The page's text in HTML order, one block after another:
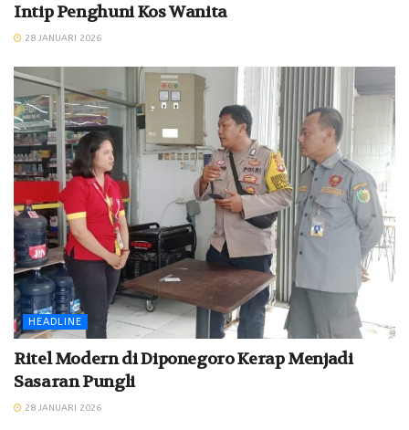
Intip Penghuni Kos Wanita
28 JANUARI 2026
HEADLINE
Ritel Modern di Diponegoro Kerap Menjadi
Sasaran Pungli
28 JANUARI 2026